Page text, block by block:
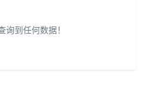
询到任何数据！